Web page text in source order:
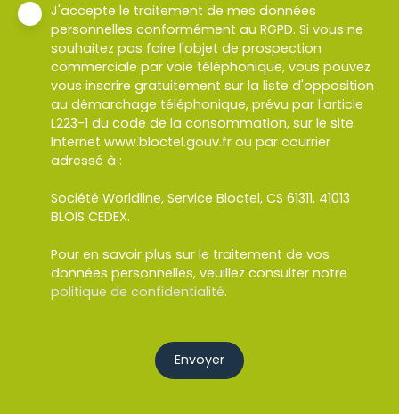
J'accepte le traitement de mes données
personnelles conformément au RGPD. Si vous ne
souhaitez pas faire l'objet de prospection
commerciale par voie téléphonique, vous pouvez
vous inscrire gratuitement sur la liste d'opposition
au démarchage téléphonique, prévu par l'article
L223-1 du code de la consommation, sur le site
Internet www.bloctel.gouv.fr ou par courrier
adressé à :
Société Worldline, Service Bloctel, CS 61311, 41013
BLOIS CEDEX.
Pour en savoir plus sur le traitement de vos
données personnelles, veuillez consulter notre
politique de confidentialité.
Envoyer